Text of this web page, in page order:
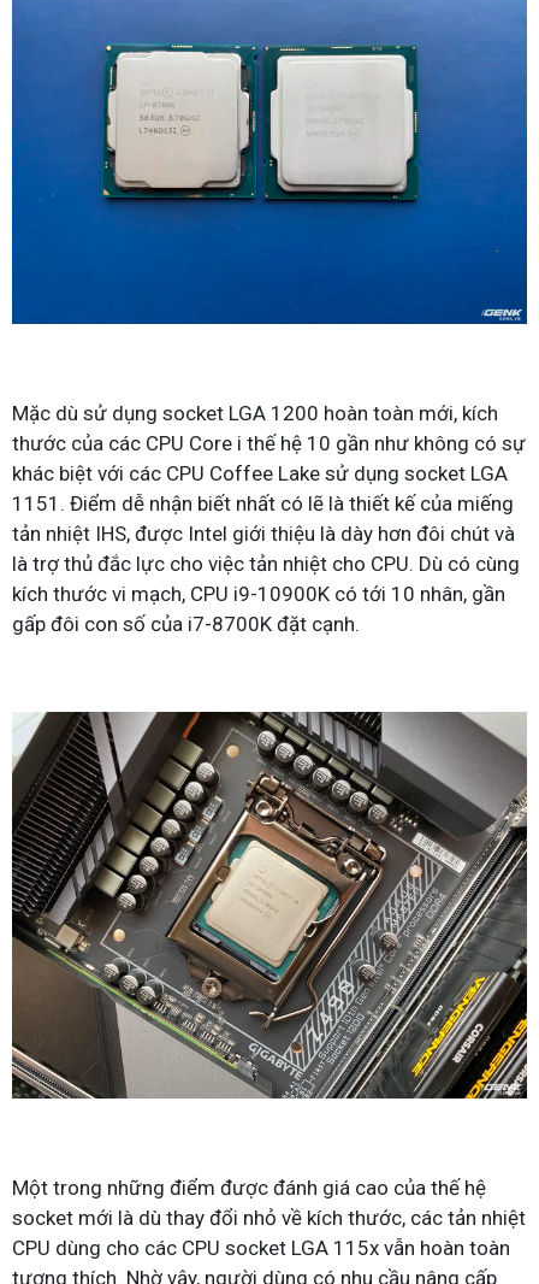
Mặc dù sử dụng socket LGA 1200 hoàn toàn mới, kích
thước của các CPU Core i thế hệ 10 gần như không có sự
khác biệt với các CPU Coffee Lake sử dụng socket LGA
1151. Điểm dễ nhận biết nhất có lẽ là thiết kế của miếng
tản nhiệt IHS, được Intel giới thiệu là dày hơn đôi chút và
là trợ thủ đắc lực cho việc tản nhiệt cho CPU. Dù có cùng
kích thước vi mạch, CPU i9-10900K có tới 10 nhân, gần
gấp đôi con số của i7-8700K đặt cạnh.
Một trong những điểm được đánh giá cao của thế hệ
socket mới là dù thay đổi nhỏ về kích thước, các tản nhiệt
CPU dùng cho các CPU socket LGA 115x vẫn hoàn toàn
tương thích. Nhờ vậy, người dùng có nhu cầu nâng cấp